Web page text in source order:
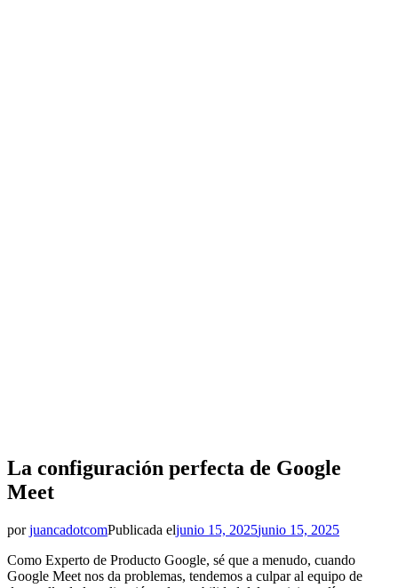
La configuración perfecta de Google
Meet
porjuancadotcomPublicada eljunio 15, 2025junio 15, 2025
Como Experto de Producto Google, sé que a menudo, cuando
Google Meet nos da problemas, tendemos a culpar al equipo de